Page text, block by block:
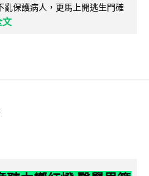
保護病人，更馬上開逃生門確
文